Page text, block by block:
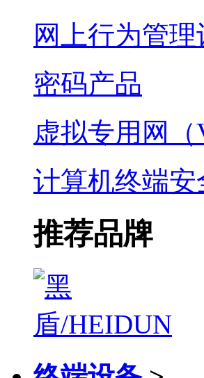
网上行为管理
密码产品
虚拟专用网
计算机终端安
推荐品牌